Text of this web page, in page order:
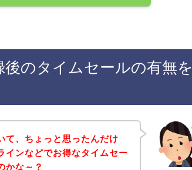
のタイムセールの有無を
て、ちょっと思ったんだけ
インなどでお得なタイムセー
かな～？